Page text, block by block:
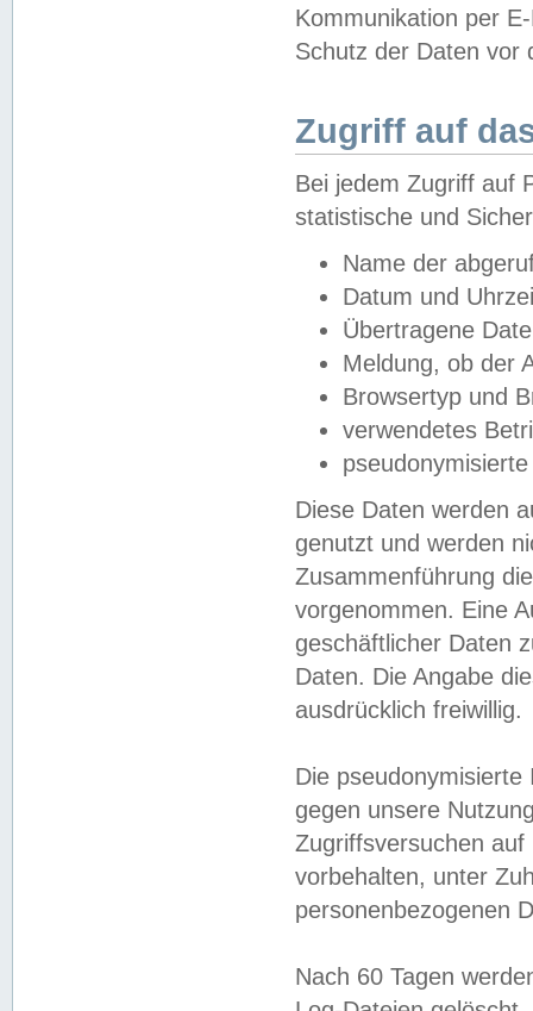
Kommunikation per
Schutz der Daten vor
Zugriff auf
Bei jedem Zugriff auf
statistische und
Name der
Datum und
Übertragene
Meldung, ob der
Browsertyp und
verwendetes
Diese Daten werden
genutzt und werden
Zusammenführung
vorgenommen. Eine
geschäftlicher Daten
Daten. Die Angabe
ausdrücklich freiwillig.
Die
gegen unsere
Zugriffsversuchen
vorbehalten, unter
personenbezogenen
Nach 60 Tagen